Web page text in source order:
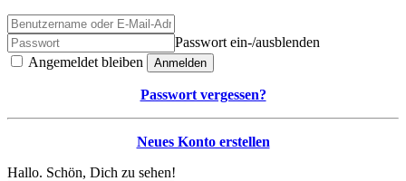
Passwort ein-/ausblenden
Angemeldet bleiben
Anmelden
Passwort vergessen?
Neues Konto erstellen
Hallo. Schön, Dich zu sehen!